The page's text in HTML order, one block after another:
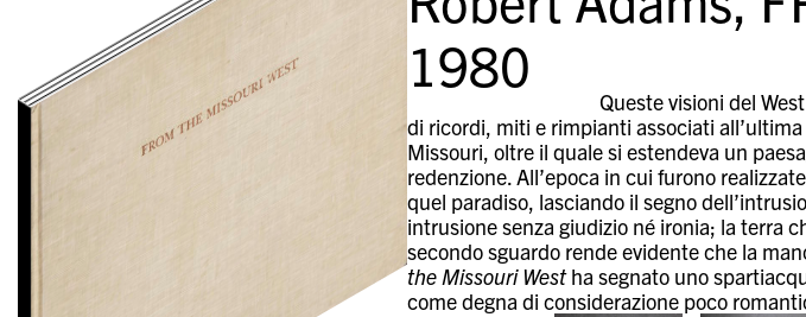
1980
Queste visioni del
di ricordi, miti e rimpianti associati
Missouri, oltre il quale si estendeva un
redenzione. All’epoca in cui furono
quel paradiso, lasciando il segno
intrusione senza giudizio né ironia; la terra
secondo sguardo rende evidente che la
the Missouri Westha segnato uno
come degna di considerazione poco